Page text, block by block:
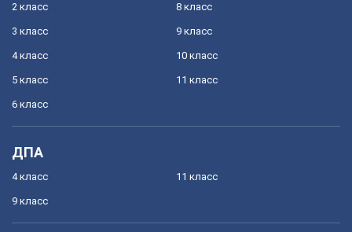
2 класс
3 класс
4 класс
5 класс
6 класс
8 класс
9 класс
10 класс
11 класс
ДПА
4 класс
9 класс
11 класс